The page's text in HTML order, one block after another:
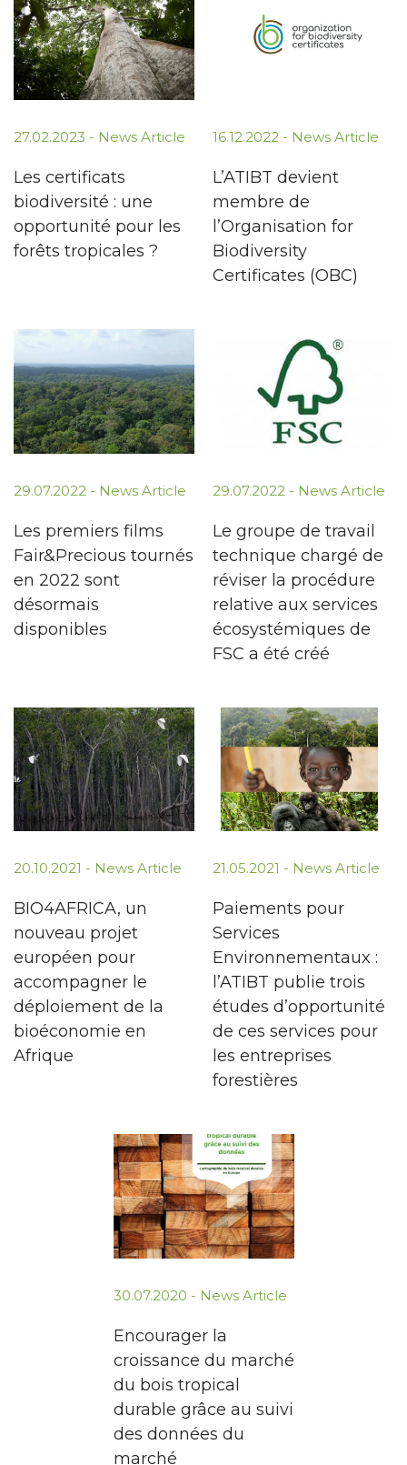
27.02.2023 - News Article
Les certificats
biodiversité : une
opportunité pour les
forêts tropicales ?
16.12.2022 - News Article
L’ATIBT devient
membre de
l’Organisation for
Biodiversity
Certificates (OBC)
29.07.2022 - News Article
Les premiers films
Fair&Precious tournés
en 2022 sont
désormais
disponibles
29.07.2022 - News Article
Le groupe de travail
technique chargé de
réviser la procédure
relative aux services
écosystémiques de
FSC a été créé
20.10.2021 - News Article
BIO4AFRICA, un
nouveau projet
européen pour
accompagner le
déploiement de la
bioéconomie en
Afrique
21.05.2021 - News Article
Paiements pour
Services
Environnementaux :
l’ATIBT publie trois
études d’opportunité
de ces services pour
les entreprises
forestières
30.07.2020 - News Article
Encourager la
croissance du marché
du bois tropical
durable grâce au suivi
des données du
marché